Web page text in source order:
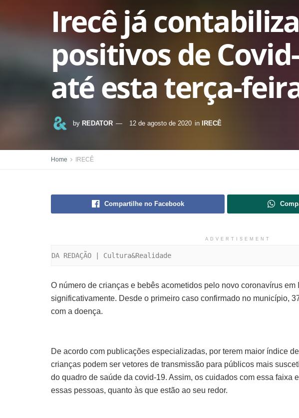
Irecê já
positivos de
até esta terça-
by REDATOR 12 de agosto de 2020 in IRECÊ
Home IRECÊ
Compartilhe no Facebook
ADVERTISEMENT
DA REDAÇÃO | Cultura&Realidade
O número de crianças e bebês acometidos pelo novo coronavírus em
significativamente. Desde o primeiro caso confirmado no município,
com a doença.
De acordo com publicações especializadas, por terem maior índice
crianças podem ser vetores de transmissão para públicos mais
do quadro de saúde da covid-19. Assim, os cuidados com essa faixa
essas pessoas, quanto às que estão ao seu redor.